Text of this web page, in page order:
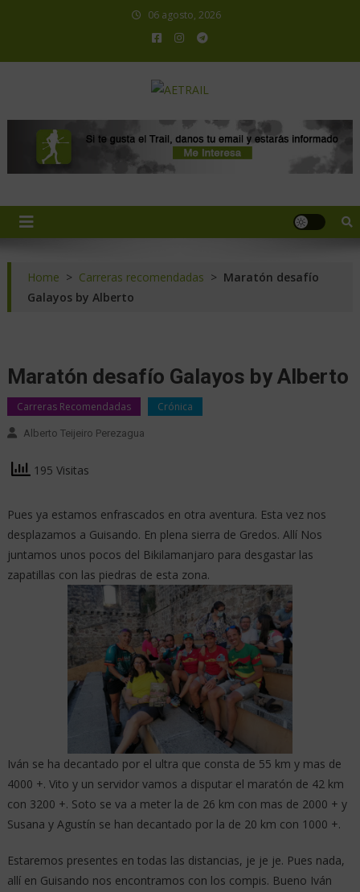
06 agosto, 2026
Home > Carreras recomendadas > Maratón desafío
Galayos by Alberto
Maratón desafío Galayos by Alberto
Carreras Recomendadas Crónica
Alberto Teijeiro Perezagua
195 Visitas
Pues ya estamos enfrascados en otra aventura. Esta vez nos
desplazamos a Guisando. En plena sierra de Gredos. Allí Nos
juntamos unos pocos del Bikilamanjaro para desgastar las
zapatillas con las piedras de esta zona.
Iván se ha decantado por el ultra que consta de 55 km y mas de
4000 +. Vito y un servidor vamos a disputar el maratón de 42 km
con 3200 +. Soto se va a meter la de 26 km con mas de 2000 + y
Susana y Agustín se han decantado por la de 20 km con 1000 +.
Estaremos presentes en todas las distancias, je je je. Pues nada,
allí en Guisando nos encontramos con los compis. Bueno Iván